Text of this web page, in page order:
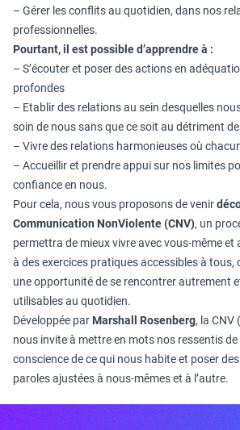
– Gérer les conflits au quotidien, dans nos
professionnelles.
Pourtant, il est possible d’apprendre à :
– S’écouter et poser des actions en
profondes
– Etablir des relations au sein desquelles
soin de nous sans que ce soit au détriment
– Vivre des relations harmonieuses où
– Accueillir et prendre appui sur nos limites
confiance en nous.
Pour cela, nous vous proposons de venir
Communication NonViolente (CNV), un
permettra de mieux vivre avec vous-même et
à des exercices pratiques accessibles à tous,
une opportunité de se rencontrer autrement
utilisables au quotidien.
Développée par Marshall Rosenberg, la
nous invite à mettre en mots nos ressentis
conscience de ce qui nous habite et poser
paroles ajustées à nous-mêmes et à l’autre.